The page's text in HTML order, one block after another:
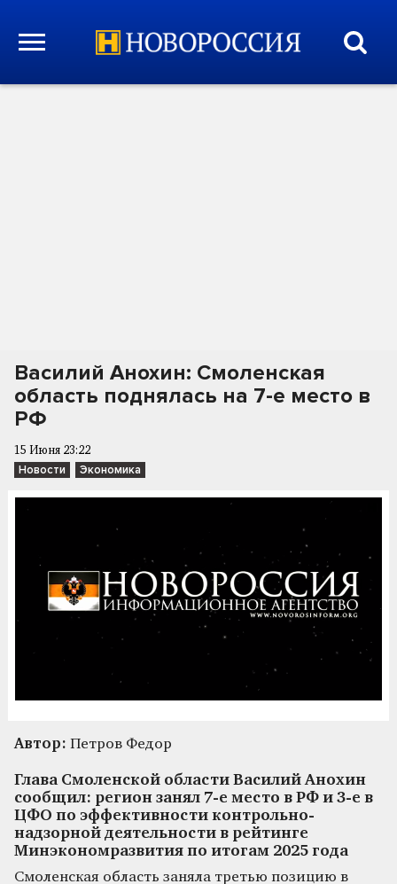
Василий Анохин: Смоленская
область поднялась на 7-е место в
РФ
15 Июня 23:22
Новости Экономика
Автор: Петров Федор
Глава Смоленской области Василий Анохин
сообщил: регион занял 7-е место в РФ и 3-е в
ЦФО по эффективности контрольно-
надзорной деятельности в рейтинге
Минэкономразвития по итогам 2025 года
Смоленская область заняла третью позицию в